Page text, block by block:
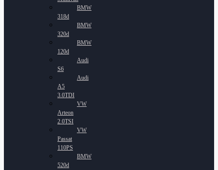
BMW
318d
BMW
320d
BMW
120d
Audi
S6
Audi
A5
3.0TDI
VW
Arteon
2.0TSI
VW
Passat
110PS
BMW
520d